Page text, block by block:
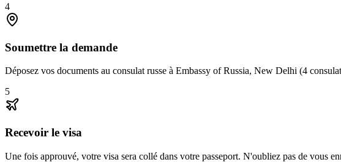
4
Soumettre la demande
Déposez vos documents au consulat russe à Embassy of Russia, New Delhi (4
5
Recevoir le visa
Une fois approuvé, votre visa sera collé dans votre passeport. N'oubliez pas de vous